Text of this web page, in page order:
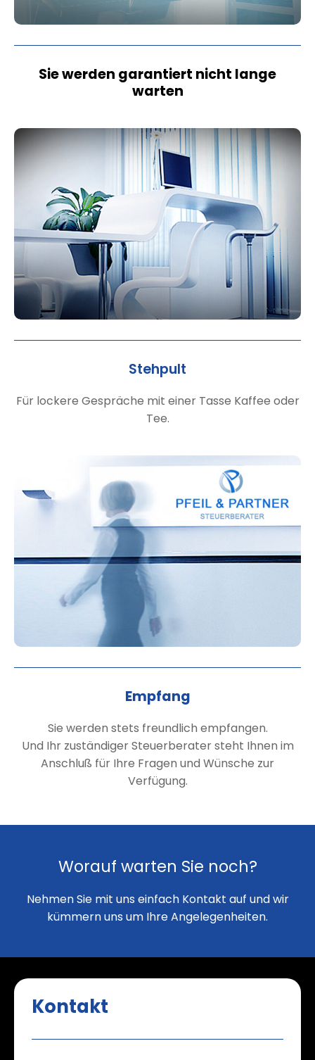
Sie werden garantiert nicht lange
warten
Stehpult
Für lockere Gespräche mit einer Tasse Kaffee oder
Tee.
Empfang
Sie werden stets freundlich empfangen.
Und Ihr zuständiger Steuerberater steht Ihnen im
Anschluß für Ihre Fragen und Wünsche zur
Verfügung.
Worauf warten Sie noch?
Nehmen Sie mit uns einfach Kontakt auf und wir
kümmern uns um Ihre Angelegenheiten.
Kontakt